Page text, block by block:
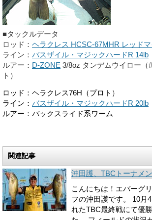
■タックルデータ
ロッド： ヘラクレス HCSC-67MHR レッド
ライン： バスザイル・マジックハードR 14lb
ルアー： D-ZONE 3/8oz タンデムウイロー（
ト）
ロッド：ヘラクレス76H（プロト）
ライン： バスザイル・マジックハードR 20lb
ルアー：バックスライド系ワーム
関連記事
沖田護、TBCトーナメ
こんにちは！エバーグ
フの沖田護です。 10月
れたTBC最終戦にて優